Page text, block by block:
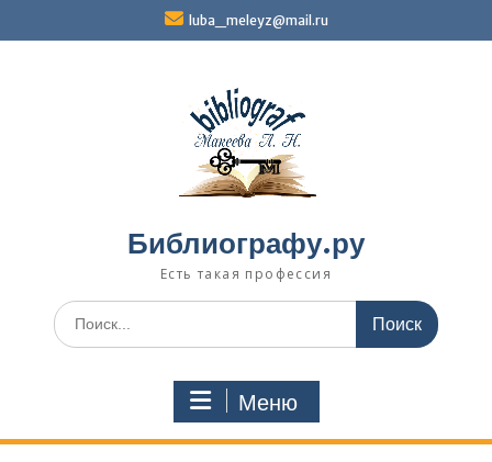
luba_meleyz@mail.ru
Библиографу.ру
Есть такая профессия
Поиск
по:
Меню